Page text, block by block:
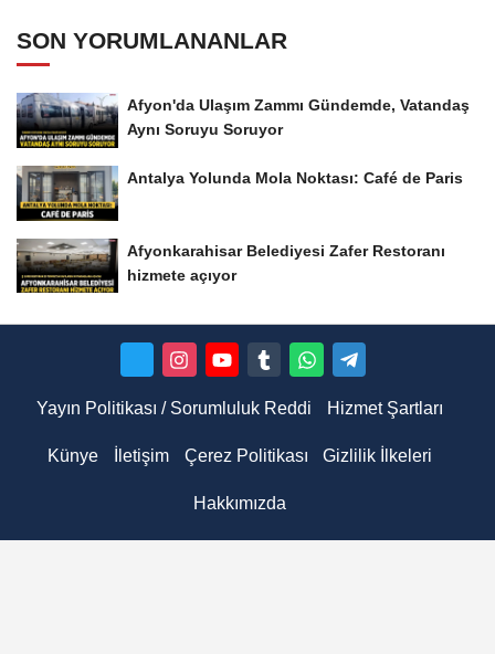
SON YORUMLANANLAR
Afyon'da Ulaşım Zammı Gündemde, Vatandaş
Aynı Soruyu Soruyor
Antalya Yolunda Mola Noktası: Café de Paris
Afyonkarahisar Belediyesi Zafer Restoranı
hizmete açıyor
Yayın Politikası / Sorumluluk Reddi Hizmet Şartları
Künye İletişim Çerez Politikası Gizlilik İlkeleri
Hakkımızda